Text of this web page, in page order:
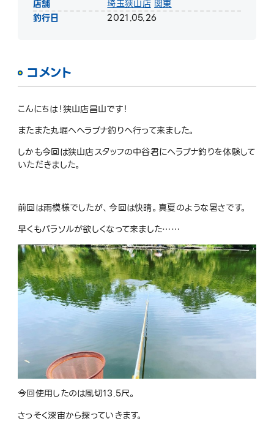
店舗
埼玉狭山店 関東
釣行日
2021.05.26
コメント
こんにちは！狭山店昌山です！
またまた丸堀へヘラブナ釣りへ行って来ました。
しかも今回は狭山店スタッフの中谷君にヘラブナ釣りを体験して
いただきました。
前回は雨模様でしたが、今回は快晴。真夏のような暑さです。
早くもパラソルが欲しくなって来ました……
今回使用したのは風切13.5尺。
さっそく深宙から探っていきます。